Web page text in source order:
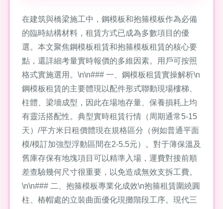
在建筑與橋梁施工中，鋼模板和抱箍模板作為必備
的臨時結構材料，租賃方式已成為多數項目的優
選。本文聚焦鋼模板租賃和抱箍模板租賃的核心要
點，還詳細考量實時報價的多維因素。用戶可按照
格式實施選用。\n\n### 一、鋼模板租賃實操解析\n
鋼模板租賃的主要體現以配件形式聯動現場樓梯、
柱體、梁墻成型，因此在場地存量、保養損耗上均
有靈活搭配性。典型實時租賃行情（周期通常5-15
天）/平方米日租價體現在規格區分（例如普通平面
模/模訂加強型浮動區間在2-5.5元）。對于薄保溫及
舊庫存保有地塊項目可以精準入場，運費對接前順
差查驗幾何尺寸很重要，以免造成無效支拆工費。
\n\n### 二、抱箍模板專業化成效\n抱箍租賃圍繞圓
柱、樁帽處的立裝曲面優化現攤階段工序。現代三